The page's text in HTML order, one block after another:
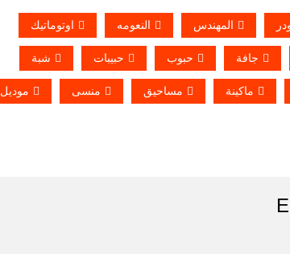
المهندس النعومه اوتوماتيك
جافة حبوب حبيبات شبة
ماكينة مساحيق منسى موديل